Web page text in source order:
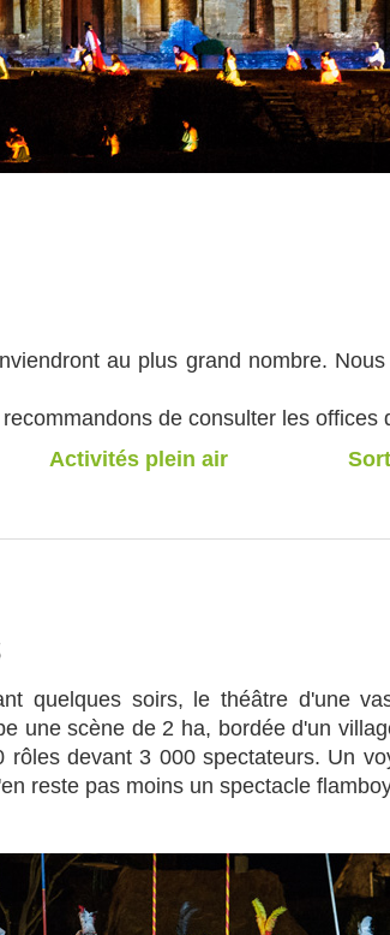
au plus grand nombre.
de consulter les offices
Activités plein air
quelques soirs, le théâtre d'une
une scène de 2 ha, bordée d'un
devant 3 000 spectateurs. Un
reste pas moins un spectacle